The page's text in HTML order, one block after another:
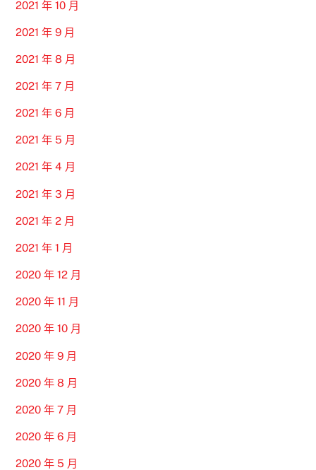
2021 年 10 月
2021 年 9 月
2021 年 8 月
2021 年 7 月
2021 年 6 月
2021 年 5 月
2021 年 4 月
2021 年 3 月
2021 年 2 月
2021 年 1 月
2020 年 12 月
2020 年 11 月
2020 年 10 月
2020 年 9 月
2020 年 8 月
2020 年 7 月
2020 年 6 月
2020 年 5 月